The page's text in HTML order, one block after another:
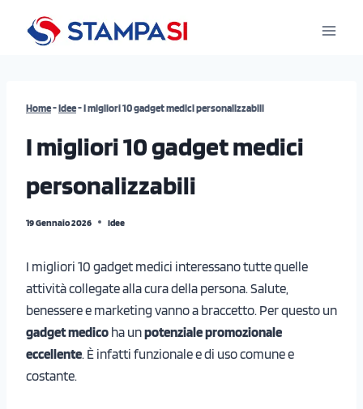
Home-Idee-I migliori 10 gadget medici personalizzabili
I migliori 10 gadget medici
personalizzabili
19 Gennaio 2026 Idee
I migliori 10 gadget medici interessano tutte quelle
attività collegate alla cura della persona. Salute,
benessere e marketing vanno a braccetto. Per questo un
gadget medico ha unpotenziale promozionale
eccellente. È infatti funzionale e di uso comune e
costante.